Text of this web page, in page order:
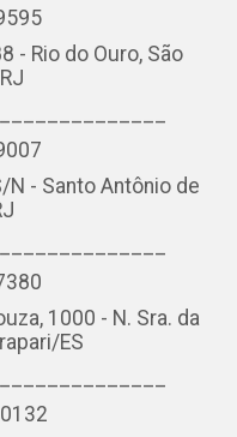
- Rio do Ouro, São
N - Santo Antônio de
1000 - N. Sra. da
ES